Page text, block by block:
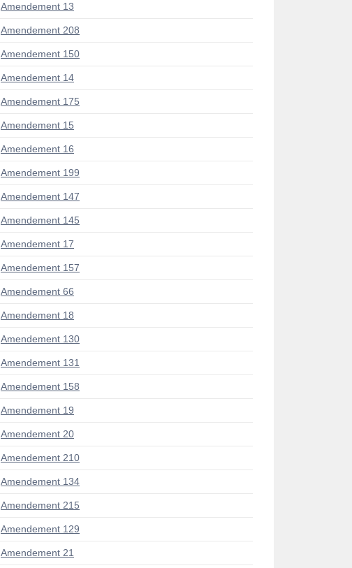
Amendement 13
Amendement 208
Amendement 150
Amendement 14
Amendement 175
Amendement 15
Amendement 16
Amendement 199
Amendement 147
Amendement 145
Amendement 17
Amendement 157
Amendement 66
Amendement 18
Amendement 130
Amendement 131
Amendement 158
Amendement 19
Amendement 20
Amendement 210
Amendement 134
Amendement 215
Amendement 129
Amendement 21